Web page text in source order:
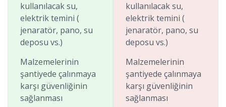
kullanılacak su,
elektrik temini (
jenaratör, pano, su
deposu vs.)
Malzemelerinin
şantiyede çalınmaya
karşı güvenliğinin
sağlanması
kullanılacak su,
elektrik temini (
jenaratör, pano, su
deposu vs.)
Malzemelerinin
şantiyede çalınmaya
karşı güvenliğinin
sağlanması